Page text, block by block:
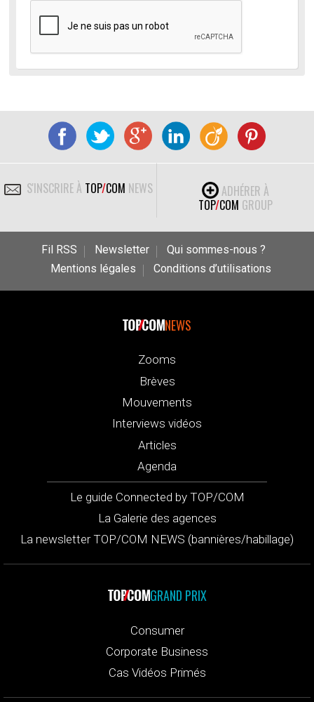
S'INSCRIRE À TOP/COM NEWS
ADHÉRER À
TOP/COM GROUP
Fil RSS Newsletter
Qui sommes-nous ?
Mentions légales
Conditions d’utilisations
NEWS
Zooms
Brèves
Mouvements
Interviews vidéos
Articles
Agenda
Le guide Connected by TOP/COM
La Galerie des agences
La newsletter TOP/COM NEWS (bannières/habillage)
GRAND PRIX
Consumer
Corporate Business
Cas Vidéos Primés